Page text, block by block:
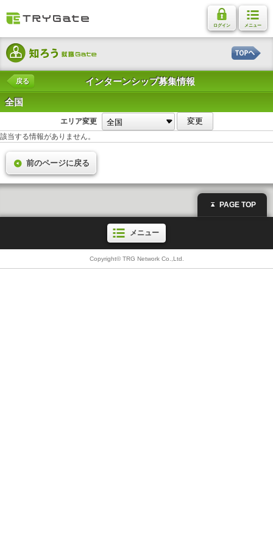
ログイン メニュー
戻る
インターンシップ募集情報
全国
エリア変更 変更
該当する情報がありません。
前のページに戻る
PAGE TOP
メニュー
Copyright© TRG Network Co.,Ltd.